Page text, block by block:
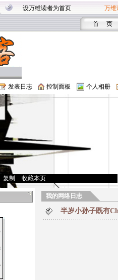
设万维读者为首页 万维
首 页
发表日志 控制面板 个人相册
复制 收藏本页
我的网络日志
半岁小孙子既有